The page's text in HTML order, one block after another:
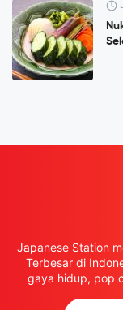
Japanese Station
Terbesar di
gaya hidup, pop